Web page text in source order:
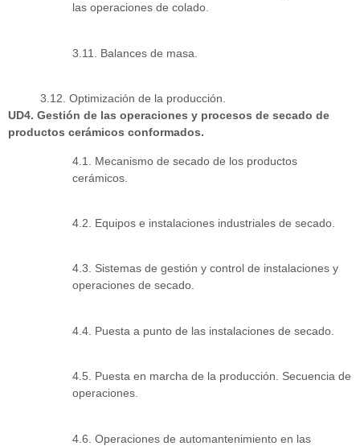
las operaciones de colado.
3.11. Balances de masa.
3.12. Optimización de la producción.
UD4. Gestión de las operaciones y procesos de secado de
productos cerámicos conformados.
4.1. Mecanismo de secado de los productos
cerámicos.
4.2. Equipos e instalaciones industriales de secado.
4.3. Sistemas de gestión y control de instalaciones y
operaciones de secado.
4.4. Puesta a punto de las instalaciones de secado.
4.5. Puesta en marcha de la producción. Secuencia de
operaciones.
4.6. Operaciones de automantenimiento en las